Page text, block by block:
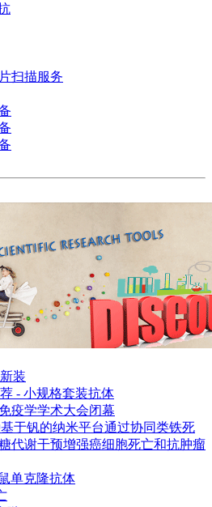
扫描服务
装
- 小规格套装抗体
疫学学术大会闭幕
于钒的纳米平台通过协同类铁死
代谢干预增强癌细胞死亡和抗肿瘤
单克隆抗体